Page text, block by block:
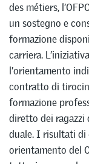
des métiers,
un sostegno e
formazione
carriera.
l’orientamento
contratto di
formazione
diretto dei ragazzi
duale. I risultati di
orientamento del